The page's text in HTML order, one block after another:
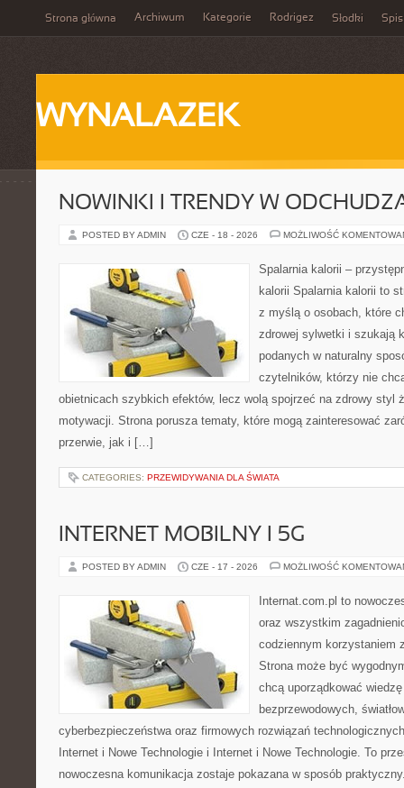
Strona główna Archiwum Kategorie Rodrigez Słodki Spis
WYNALAZEK
NOWINKI I TRENDY W
POSTED BY ADMIN CZE - 18 - 2026 MOŻLIWOŚĆ
Spalarnia kalorii –
kalorii Spalarnia kalorii to
z myślą o osobach, które
zdrowej sylwetki i szukają
podanych w naturalny
czytelników, którzy nie
obietnicach szybkich efektów, lecz wolą spojrzeć na zdrowy styl
motywacji. Strona porusza tematy, które mogą zainteresować
przerwie, jak i […]
CATEGORIES: PRZEWIDYWANIA DLA ŚWIATA
INTERNET MOBILNY I 5G
POSTED BY ADMIN CZE - 17 - 2026 MOŻLIWOŚĆ
Internat.com.pl to
oraz wszystkim
codziennym korzystaniem
Strona może być
chcą uporządkować
bezprzewodowych,
cyberbezpieczeństwa oraz firmowych rozwiązań
Internet i Nowe Technologie i Internet i Nowe Technologie. To
nowoczesna komunikacja zostaje pokazana w sposób